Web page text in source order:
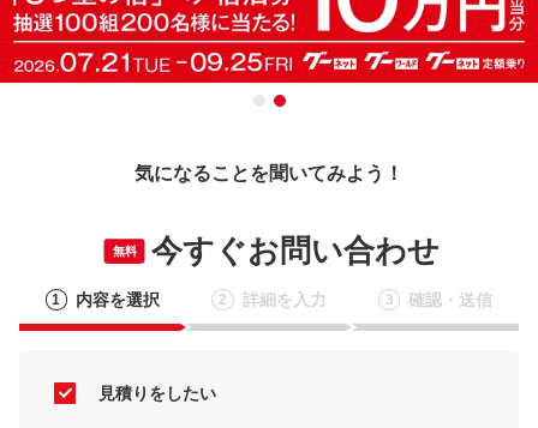
気になることを聞いてみよう！
無料 今すぐお問い合わせ
1 内容を選択 2 詳細を入力 3 確認・送信
見積りをしたい